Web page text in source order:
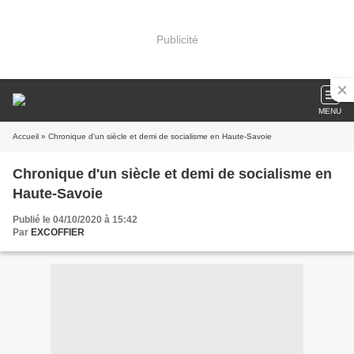
Publicité
MENU
Accueil » Chronique d'un siècle et demi de socialisme en Haute-Savoie
Chronique d'un siècle et demi de socialisme en
Haute-Savoie
Publié le 04/10/2020 à 15:42
Par EXCOFFIER